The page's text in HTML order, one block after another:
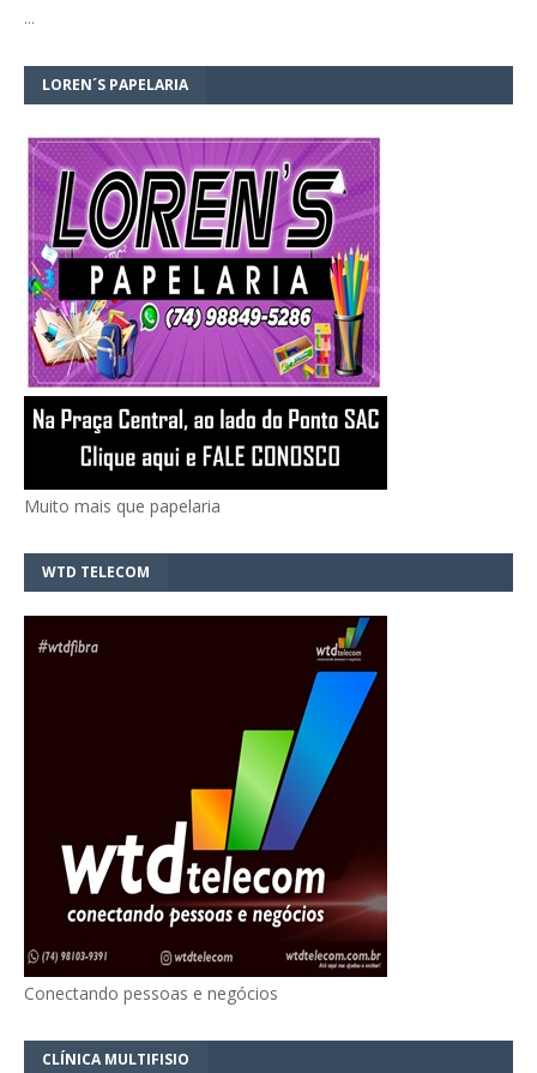
…
LOREN´S PAPELARIA
Muito mais que papelaria
WTD TELECOM
Conectando pessoas e negócios
CLÍNICA MULTIFISIO